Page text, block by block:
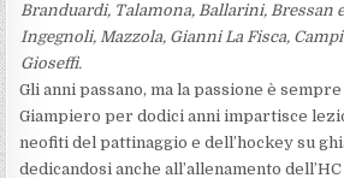
Branduardi, Talamona, Ballarini, Bressan
Ingegnoli, Mazzola, Gianni La Fisca,
Gioseffi.
Gli anni passano, ma la passione è
Giampiero per dodici anni impartisce
neofiti del pattinaggio e dell’hockey su
dedicandosi anche all’allenamento